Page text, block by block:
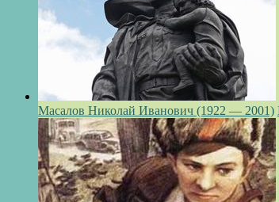
Масалов Николай Иванович (1922 — 2001)